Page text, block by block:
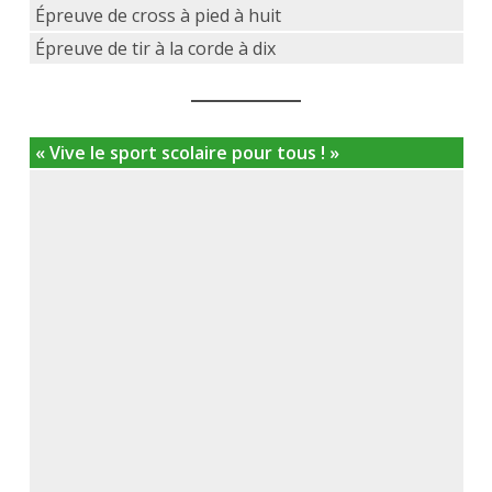
Épreuve de cross à pied à huit
Épreuve de tir à la corde à dix
« Vive le sport scolaire pour tous ! »